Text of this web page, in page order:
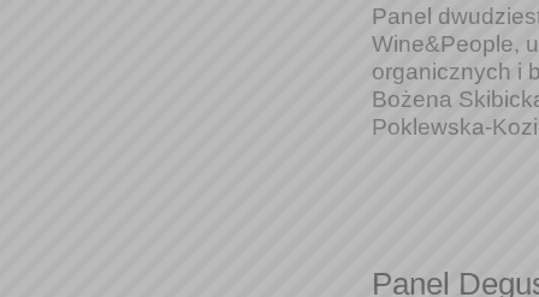
Panel
Wine&People,
organicznych i
Bożena
Poklewska-
Panel